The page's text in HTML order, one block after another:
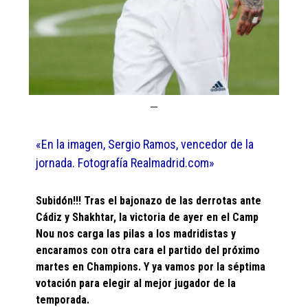
«En la imagen, Sergio Ramos, vencedor de la
jornada. Fotografía Realmadrid.com»
Subidón!!! Tras el bajonazo de las derrotas ante
Cádiz y Shakhtar, la victoria de ayer en el Camp
Nou nos carga las pilas a los madridistas y
encaramos con otra cara el partido del próximo
martes en Champions. Y ya vamos por la séptima
votación para elegir al mejor jugador de la
temporada.